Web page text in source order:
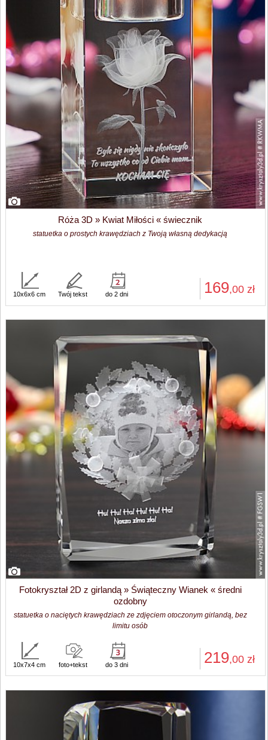
Róża 3D » Kwiat Miłości « świecznik
statuetka o prostych krawędziach z Twoją własną dedykacją
169,00 zł
10x6x6 cm Twój tekst do 2 dni
Fotokryształ 2D z girlandą » Świąteczny Wianek « średni
ozdobny
statuetka o naciętych krawędziach ze zdjęciem otoczonym girlandą, bez
limitu osób
219,00 zł
10x7x4 cm foto+tekst do 3 dni